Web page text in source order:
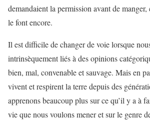
demandaient la permission avant de manger,
le font encore.
Il est difficile de changer de voie lorsque
intrinsèquement liés à des opinions
bien, mal, convenable et sauvage. Mais en
vivent et respirent la terre depuis des
apprenons beaucoup plus sur ce qu’il y a à
vie que nous voulons mener et sur le genre